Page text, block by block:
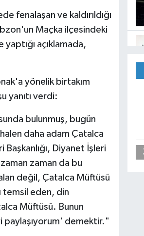
fenalaşan ve kaldırıldığı
Maçka ilçesindeki
açıklamada,
yönelik birtakım
yanıtı verdi:
bulunmuş, bugün
halen daha adam Çatalca
Diyanet İşleri
zaman da bu
değil, Çatalca Müftüsü
temsil eden, din
Müftüsü. Bunun
paylaşıyorum' demektir."